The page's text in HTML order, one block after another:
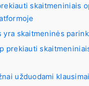
skaitmeniniais
yra skaitmeninės
prekiauti
užduodami